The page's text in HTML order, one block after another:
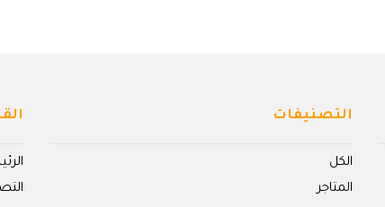
التصنيفات
الكل
المتاجر